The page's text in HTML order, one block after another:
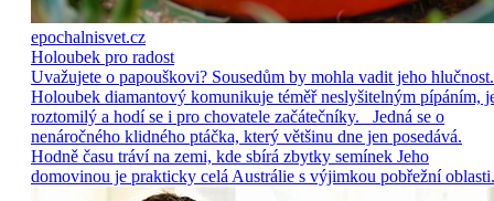
epochalnisvet.cz
Holoubek pro radost
Uvažujete o papouškovi? Sousedům by mohla vadit jeho hlučnost.
Holoubek diamantový komunikuje téměř neslyšitelným pípáním,
roztomilý a hodí se i pro chovatele začátečníky. Jedná se o
nenáročného klidného ptáčka, který většinu dne jen posedává.
Hodně času tráví na zemi, kde sbírá zbytky semínek Jeho
domovinou je prakticky celá Austrálie s výjimkou pobřežní oblasti.